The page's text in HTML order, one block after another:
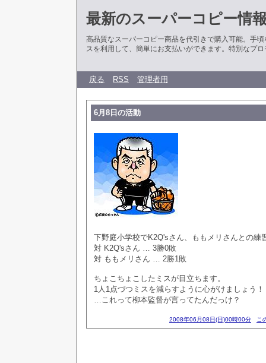
最新のスーパーコピー情
高品質なスーパーコピー商品を代引きで購入可能。手
スを利用して、簡単にお支払いができます。特別なプ
戻る RSS 管理者用
6月8日の活動
下野庭小学校でK2Q'sさん、ももメリさんとの練
対 K2Q'sさん … 3勝0敗
対 ももメリさん … 2勝1敗
ちょこちょこしたミスが目立ちます。
1人1点づつミスを減らすように心がけましょう！
…これって柳本監督が言ってたんだっけ？
2008年06月08日(日)00時00分 こ